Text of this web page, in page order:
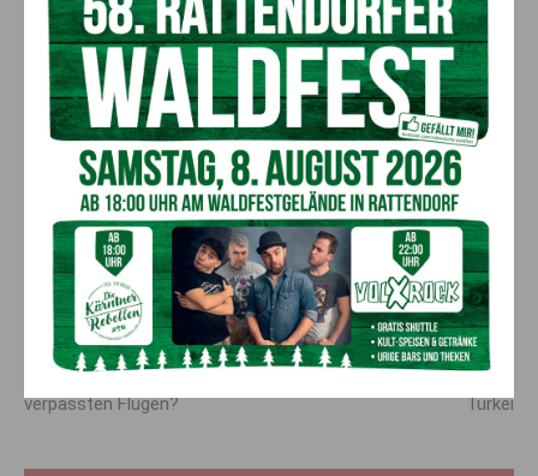
Vorheriger Artikel
Schützt eine
Reiseversicherung bei
verpassten Flügen?
Nächster Artikel
Große Hilfsbereitschaft für
die Erdbebenopfer in der
Türkei